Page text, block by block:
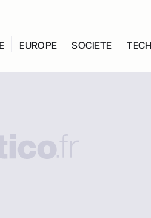
EUROPE SOCIETE